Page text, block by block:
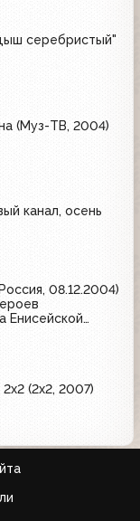
серебристый"
(Муз-ТВ, 2004)
канал, осень
08.12.2004)
Енисейской
(2x2, 2007)